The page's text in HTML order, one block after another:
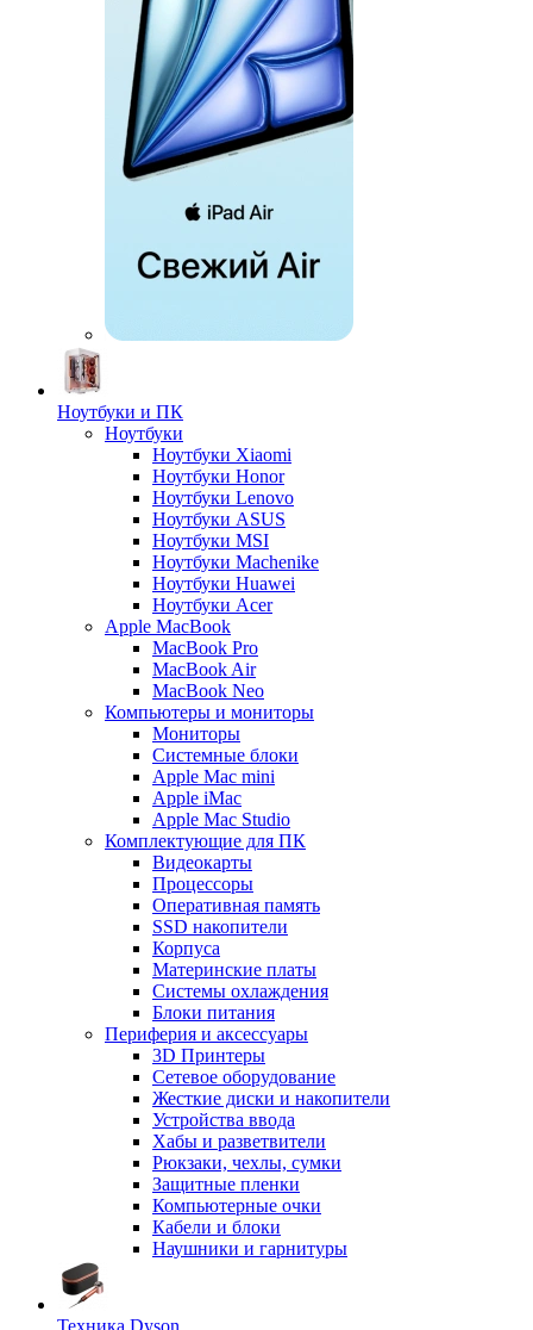
Ноутбуки и ПК
Ноутбуки
Ноутбуки Xiaomi
Ноутбуки Honor
Ноутбуки Lenovo
Ноутбуки ASUS
Ноутбуки MSI
Ноутбуки Machenike
Ноутбуки Huawei
Ноутбуки Acer
Apple MacBook
MacBook Pro
MacBook Air
MacBook Neo
Компьютеры и мониторы
Мониторы
Системные блоки
Apple Mac mini
Apple iMac
Apple Mac Studio
Комплектующие для ПК
Видеокарты
Процессоры
Оперативная память
SSD накопители
Корпуса
Материнские платы
Системы охлаждения
Блоки питания
Периферия и аксессуары
3D Принтеры
Сетевое оборудование
Жесткие диски и накопители
Устройства ввода
Хабы и разветвители
Рюкзаки, чехлы, сумки
Защитные пленки
Компьютерные очки
Кабели и блоки
Наушники и гарнитуры
Техника Dyson